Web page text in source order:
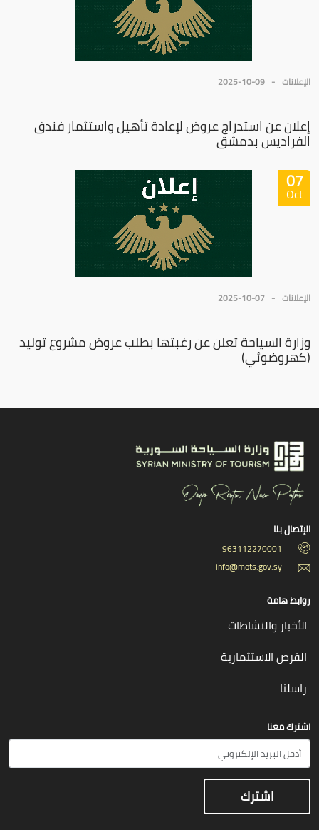
الإعلانات 2025-10-09
إعلان عن استدراج عروض لإعادة تأهيل واستثمار فندق
الفراديس بدمشق
07
Oct
الإعلانات 2025-10-07
وزارة السياحة تعلن عن رغبتها بطلب عروض مشروع توليد
(كهروضوئي)
الإتصال بنا
963112270001
info@mots.gov.sy
روابط هامة
الأخبار والنشاطات
الفرص الاستثمارية
راسلنا
اشترك معنا